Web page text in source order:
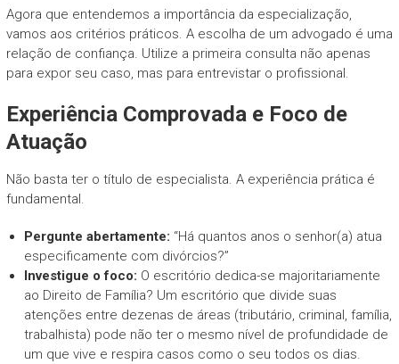
Agora que entendemos a importância da especialização,
vamos aos critérios práticos. A escolha de um advogado é uma
relação de confiança. Utilize a primeira consulta não apenas
para expor seu caso, mas para entrevistar o profissional.
Experiência Comprovada e Foco de
Atuação
Não basta ter o título de especialista. A experiência prática é
fundamental.
Pergunte abertamente: “Há quantos anos o senhor(a) atua
especificamente com divórcios?”
Investigue o foco: O escritório dedica-se majoritariamente
ao Direito de Família? Um escritório que divide suas
atenções entre dezenas de áreas (tributário, criminal, família,
trabalhista) pode não ter o mesmo nível de profundidade de
um que vive e respira casos como o seu todos os dias.